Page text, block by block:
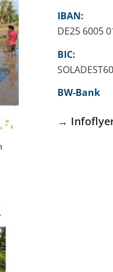
IBAN:
DE25 6005
BIC:
BW-Bank
→